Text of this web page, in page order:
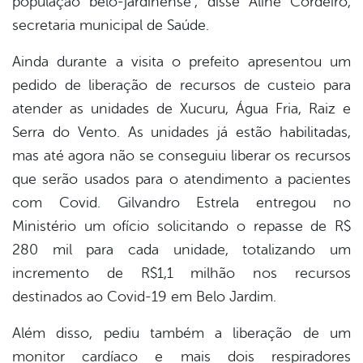
secretaria municipal de Saúde.
Ainda durante a visita o prefeito apresentou um
pedido de liberação de recursos de custeio para
atender as unidades de Xucuru, Água Fria, Raiz e
Serra do Vento. As unidades já estão habilitadas,
mas até agora não se conseguiu liberar os recursos
que serão usados para o atendimento a pacientes
com Covid. Gilvandro Estrela entregou no
Ministério um ofício solicitando o repasse de R$
280 mil para cada unidade, totalizando um
incremento de R$1,1 milhão nos recursos
destinados ao Covid-19 em Belo Jardim.
Além disso, pediu também a liberação de um
monitor cardíaco e mais dois respiradores